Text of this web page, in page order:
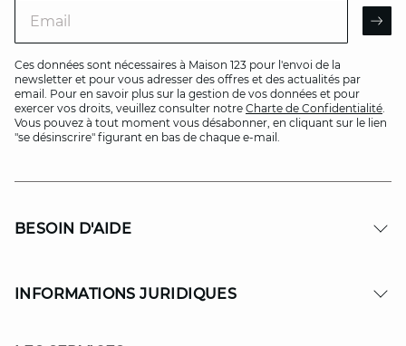
Ces données sont nécessaires à Maison 123 pour l'envoi de la
newsletter et pour vous adresser des offres et des actualités par
email. Pour en savoir plus sur la gestion de vos données et pour
exercer vos droits, veuillez consulter notre Charte de Confidentialité.
Vous pouvez à tout moment vous désabonner, en cliquant sur le lien
"se désinscrire" figurant en bas de chaque e-mail.
BESOIN D'AIDE
INFORMATIONS JURIDIQUES